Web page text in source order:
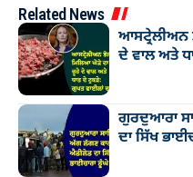
Related News
ਆਸਟ੍ਰੇਲੀਅਨ
ਦੇ ਵਾਲ ਅਤੇ
ਗੁਰਦੁਆਰਾ
ਦਾ ਸਿੱਖ